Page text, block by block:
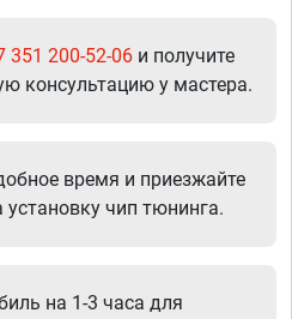
351 200-52-06 и получите
консультацию у мастера.
время и приезжайте
установку чип тюнинга.
на 1-3 часа для